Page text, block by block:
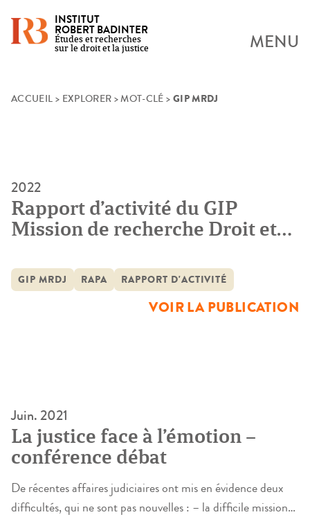
Skip
INSTITUT
ROBERT BADINTER
Études et recherches
sur le droit et la justice
MENU
ACCUEIL > EXPLORER >MOT-CLÉ > GIP MRDJ
2022
Rapport d’activité du GIP
Mission de recherche Droit et
GIP MRDJ RAPA RAPPORT D'ACTIVITÉ
VOIR LA PUBLICATION
Juin. 2021
La justice face à l’émotion –
conférence débat
De récentes affaires judiciaires ont mis en évidence deux
difficultés, qui ne sont pas nouvelles : – la difficile mission